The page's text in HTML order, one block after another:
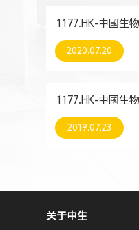
2020.07.20
2019.07.23
关于中生